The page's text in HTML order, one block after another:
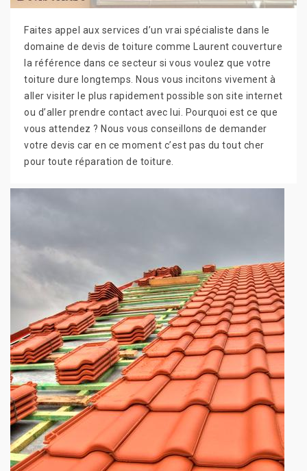
Faites appel aux services d’un vrai spécialiste dans le
domaine de devis de toiture comme Laurent couverture
la référence dans ce secteur si vous voulez que votre
toiture dure longtemps. Nous vous incitons vivement à
aller visiter le plus rapidement possible son site internet
ou d’aller prendre contact avec lui. Pourquoi est ce que
vous attendez ? Nous vous conseillons de demander
votre devis car en ce moment c’est pas du tout cher
pour toute réparation de toiture.